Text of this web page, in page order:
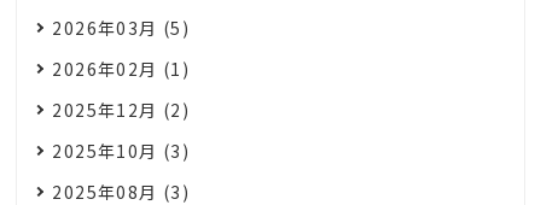
2026年03月 (5)
2026年02月 (1)
2025年12月 (2)
2025年10月 (3)
2025年08月 (3)